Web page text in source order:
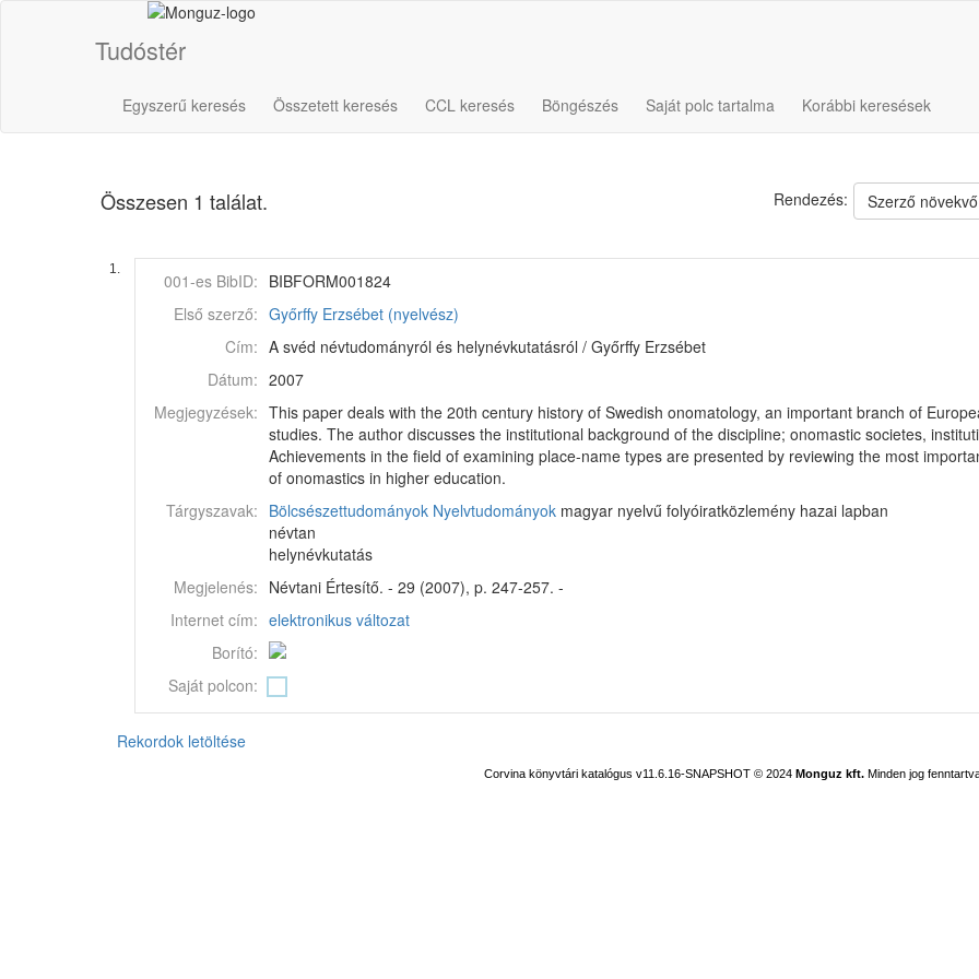
Tudóstér
Egyszerű keresés Összetett keresés CCL keresés Böngészés Saját polc tartalma Korábbi keresések
Összesen 1 találat. Rendezés: Szerző növekvő
1.
001-es BibID: BIBFORM001824
Első szerző: Győrffy Erzsébet (nyelvész)
Cím: A svéd névtudományról és helynévkutatásról / Győrffy Erzsébet
Dátum: 2007
Megjegyzések: This paper deals with the 20th century history of Swedish onomatology, an important branch of
studies. The author discusses the institutional background of the discipline; onomastic societes,
Achievements in the field of examining place-name types are presented by reviewing the most
of onomastics in higher education.
Tárgyszavak: Bölcsészettudományok Nyelvtudományok magyar nyelvű folyóiratközlemény hazai lapban
névtan
helynévkutatás
Megjelenés: Névtani Értesítő. - 29 (2007), p. 247-257. -
Internet cím: elektronikus változat
Borító:
Saját polcon:
Rekordok letöltése
Corvina könyvtári katalógus v11.6.16-SNAPSHOT © 2024 Monguz kft. Minden jog